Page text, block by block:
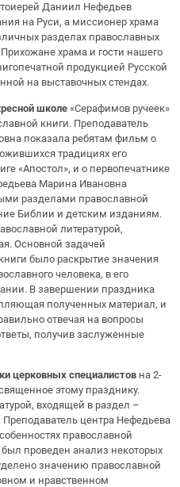
Даниил Нефедьев
на Руси, а миссионер храма
разделах православных
храма и гости нашего
продукцией Русской
на выставочных стендах.
школе «Серафимов ручеек»
книги. Преподаватель
показала ребятам фильм о
традициях его
«Апостол», и о первопечатнике
Марина Ивановна
разделами православной
Библии и детским изданиям.
литературой,
Основной задачей
было раскрытие значения
человека, в его
В завершении праздника
полученных материал, и
отвечая на вопросы
получив заслуженные
церковных специалистов на 2-
этому празднику.
входящей в раздел –
центра Нефедьева
православной
проведен анализ некоторых
значению православной
и нравственном